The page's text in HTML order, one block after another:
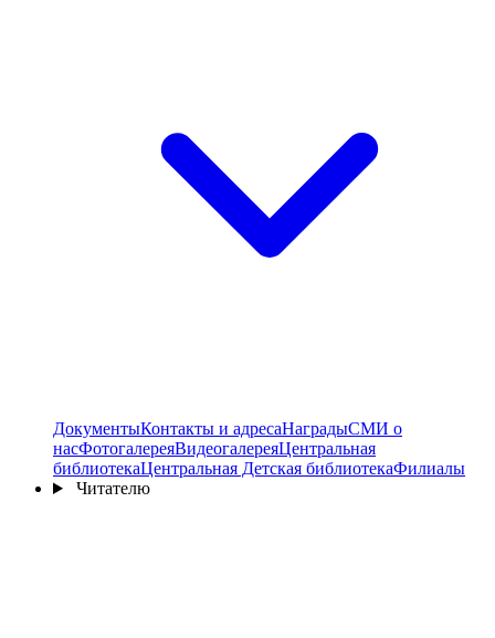
ДокументыКонтакты и адресаНаградыСМИ о
насФотогалереяВидеогалереяЦентральная
библиотекаЦентральная Детская библиотекаФилиалы
Читателю